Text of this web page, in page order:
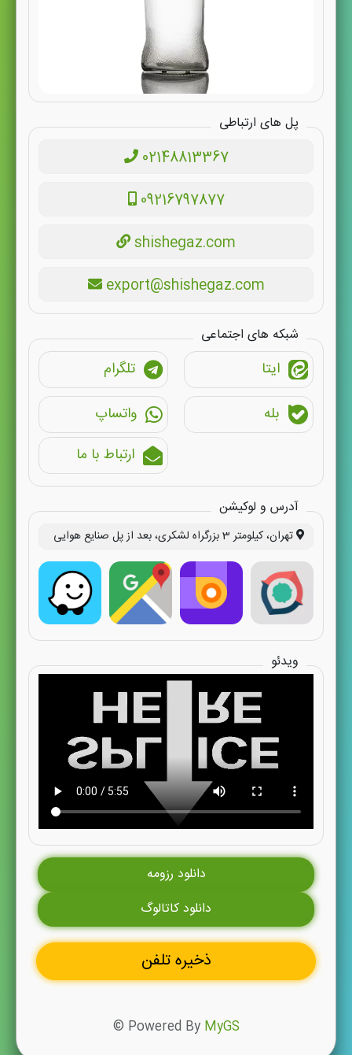
پل های ارتباطی
02148813367
09216797877
shishegaz.com
export@shishegaz.com
شبکه های اجتماعی
تلگرام
واتساپ
ارتباط با ما
ایتا
بله
آدرس و لوکیشن
تهران، کیلومتر 3 بزرگراه لشکری، بعد از پل صنایع هوایی
ویدئو
دانلود رزومه
دانلود کاتالوگ
ذخیره تلفن
© Powered By MyGS